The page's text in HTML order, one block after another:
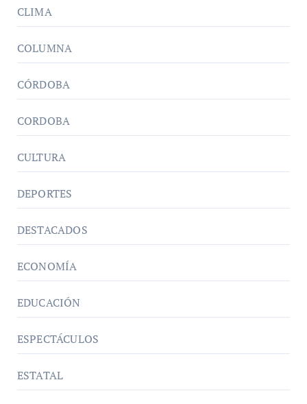
CLIMA
COLUMNA
CÓRDOBA
CORDOBA
CULTURA
DEPORTES
DESTACADOS
ECONOMÍA
EDUCACIÓN
ESPECTÁCULOS
ESTATAL